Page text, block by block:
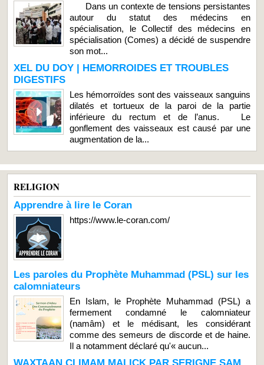
Dans un contexte de tensions persistantes
autour du statut des médecins en
spécialisation, le Collectif des médecins en
spécialisation (Comes) a décidé de suspendre
son mot...
XEL DU DOY | HEMORROIDES ET TROUBLES
DIGESTIFS
Les hémorroïdes sont des vaisseaux sanguins
dilatés et tortueux de la paroi de la partie
inférieure du rectum et de l’anus. Le
gonflement des vaisseaux est causé par une
augmentation de la...
RELIGION
Apprendre à lire le Coran
https://www.le-coran.com/
Les paroles du Prophète Muhammad (PSL) sur les
calomniateurs
En Islam, le Prophète Muhammad (PSL) a
fermement condamné le calomniateur
(namâm) et le médisant, les considérant
comme des semeurs de discorde et de haine.
Il a notamment déclaré qu'« aucun...
WAXTAAN CI IMAM MALICK PAR SERIGNE SAM